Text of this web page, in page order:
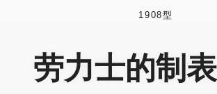
1908型
劳力士的制